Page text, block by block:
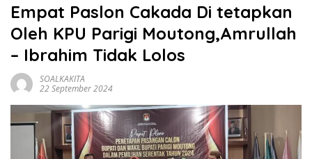
Empat Paslon Cakada Di tetapkan
Oleh KPU Parigi Moutong,Amrullah
– Ibrahim Tidak Lolos
SOALKAKITA
22 September 2024